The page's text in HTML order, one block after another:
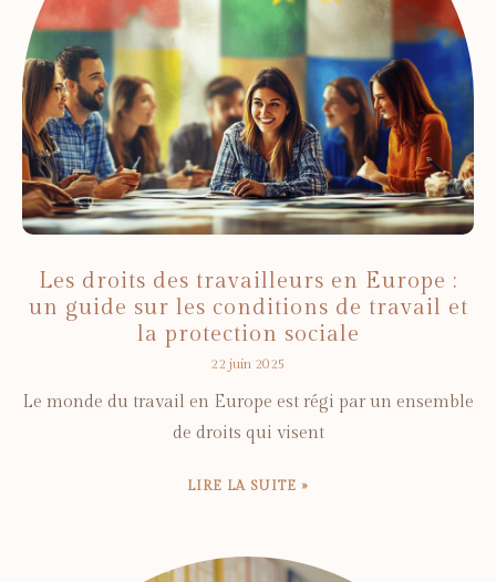
Les droits des travailleurs en Europe :
un guide sur les conditions de travail et
la protection sociale
22 juin 2025
Le monde du travail en Europe est régi par un ensemble
de droits qui visent
LIRE LA SUITE »